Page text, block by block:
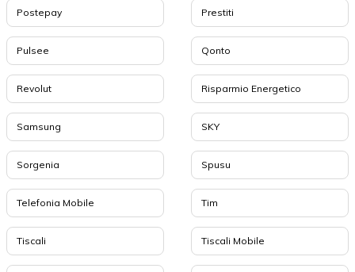
Postepay Prestiti
Pulsee Qonto
Revolut Risparmio Energetico
Samsung SKY
Sorgenia Spusu
Telefonia Mobile Tim
Tiscali Tiscali Mobile